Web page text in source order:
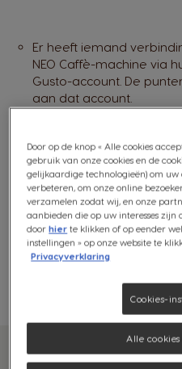
Er heeft iemand
NEO Caffè-machine via
Gusto-account. De
aan dat account.
punten voor deze
account' en controleer je
te zien of dit het geval is.
Contacteer de NESCAFÉ
02 529 55 13 en vermeld
Ons team zal hun best
Door op de knop « Alle cookies
gebruik van onze cookies en de
gelijkaardige technologieën) om
verbeteren, om onze online
verzamelen zodat wij, en onze
aanbieden die op uw interesses zijn
doorhier te klikken of op eender
instellingen » op onze website te
Privacyverklaring
Cookies-
Alle